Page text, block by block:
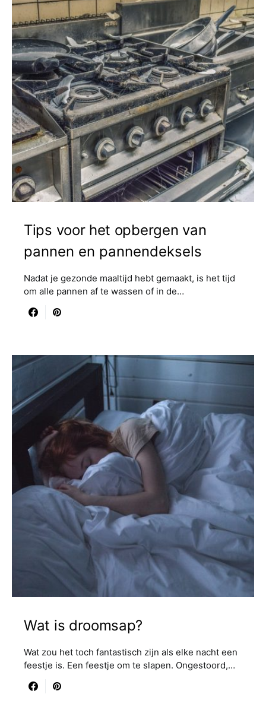
Tips voor het opbergen van
pannen en pannendeksels
Nadat je gezonde maaltijd hebt gemaakt, is het tijd
om alle pannen af te wassen of in de…
Wat is droomsap?
Wat zou het toch fantastisch zijn als elke nacht een
feestje is. Een feestje om te slapen. Ongestoord,…